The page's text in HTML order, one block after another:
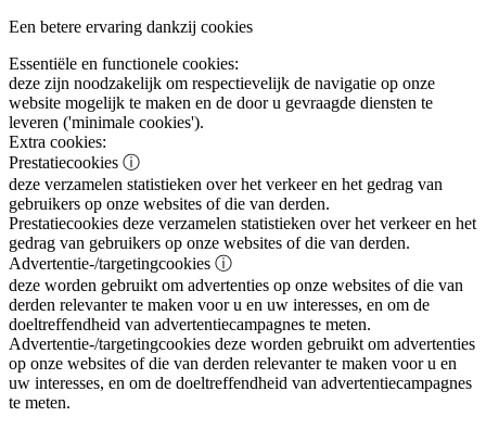
Een betere ervaring dankzij cookies
Essentiële en functionele cookies:
deze zijn noodzakelijk om respectievelijk de navigatie op onze
website mogelijk te maken en de door u gevraagde diensten te
leveren ('minimale cookies').
Extra cookies:
Prestatiecookies ⓘ
deze verzamelen statistieken over het verkeer en het gedrag van
gebruikers op onze websites of die van derden.
Prestatiecookies deze verzamelen statistieken over het verkeer en het
gedrag van gebruikers op onze websites of die van derden.
Advertentie-/targetingcookies ⓘ
deze worden gebruikt om advertenties op onze websites of die van
derden relevanter te maken voor u en uw interesses, en om de
doeltreffendheid van advertentiecampagnes te meten.
Advertentie-/targetingcookies deze worden gebruikt om advertenties
op onze websites of die van derden relevanter te maken voor u en
uw interesses, en om de doeltreffendheid van advertentiecampagnes
te meten.